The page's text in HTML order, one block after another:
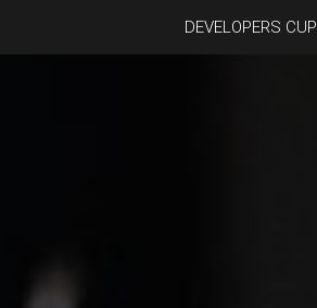
DEVELOPERS CUP